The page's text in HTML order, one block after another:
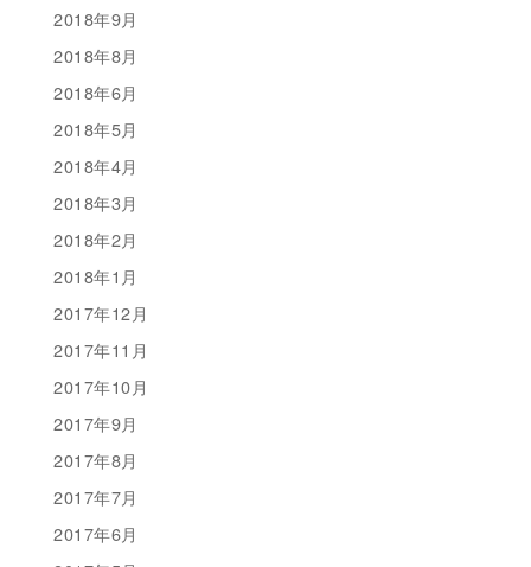
2018年9月
2018年8月
2018年6月
2018年5月
2018年4月
2018年3月
2018年2月
2018年1月
2017年12月
2017年11月
2017年10月
2017年9月
2017年8月
2017年7月
2017年6月